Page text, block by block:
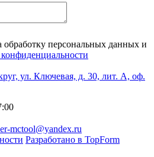
обработку персональных данных и
ул. Ключевая, д. 30, лит. А, оф.
mctool@yandex.ru
Разработано в TopForm